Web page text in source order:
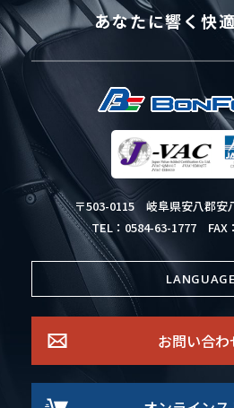
あなたに響く快
〒503-0115 岐阜県安八郡安
TEL：0584-63-1777 FAX
LANGUAGE
お問い合わ